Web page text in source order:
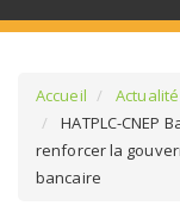
SÉLECTIONNEZ UN/
Accueil
Actualité
HATPLC-CNEP
renforcer la
bancaire